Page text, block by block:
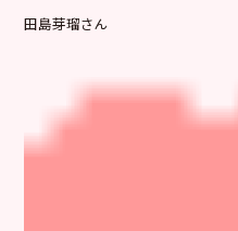
田島芽瑠さん